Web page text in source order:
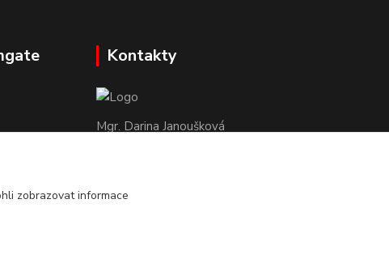
Kontakty
Mgr. Darina Janoušková
zobrazovat informace